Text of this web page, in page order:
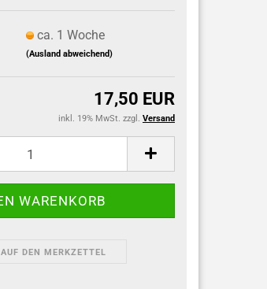
ca. 1 Woche
(Ausland abweichend)
17,50 EUR
inkl. 19% MwSt. zzgl. Versand
AUF DEN MERKZETTEL